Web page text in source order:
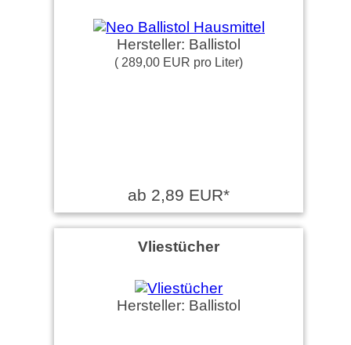
Hersteller: Ballistol
( 289,00 EUR pro Liter)
ab 2,89 EUR*
Vliestücher
Hersteller: Ballistol